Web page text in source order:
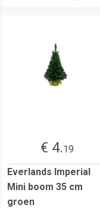
€ 4.19
Everlands Imperial
Mini boom 35 cm
groen